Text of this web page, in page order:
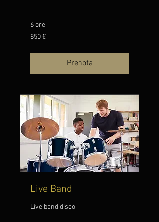
6 ore
850
euro
850 €
Prenota
Live Band
Live band disco